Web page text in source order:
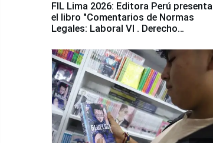
FIL Lima 2026: Editora Perú presenta
el libro "Comentarios de Normas
Legales: Laboral Vl . Derecho